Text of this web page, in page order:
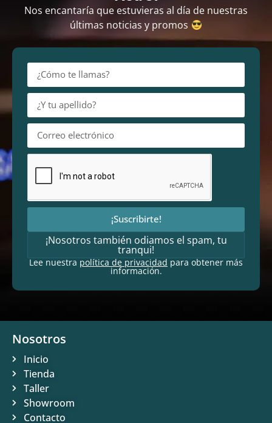
Nos encantaría que estuvieras al día de nuestras
últimas noticias y promos
¡Suscribirte!
¡Nosotros también odiamos el spam, tu
tranqui!
Lee nuestrapolítica de privacidadpara obtener más
información.
Nosotros
Inicio
Tienda
Taller
Showroom
Contacto